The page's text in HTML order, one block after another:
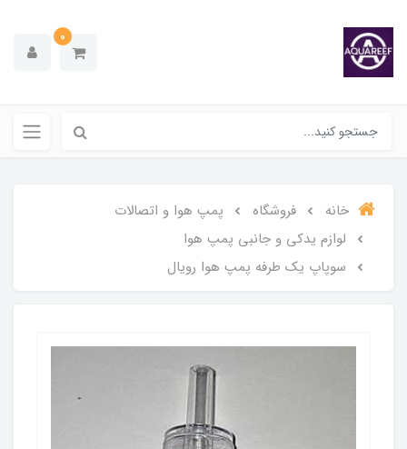
0
خانه فروشگاه
پمپ هوا و اتصالات
لوازم یدکی و جانبی پمپ هوا
سوپاپ یک طرفه پمپ هوا رویال